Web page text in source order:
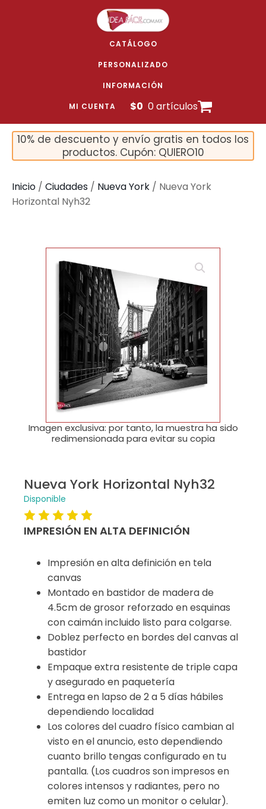
CATÁLOGO
PERSONALIZADO
INFORMACIÓN
MI CUENTA $0 0 artículos
10% de descuento y envío gratis en todos los
productos. Cupón: QUIERO10
Inicio / Ciudades / Nueva York / Nueva York
Horizontal Nyh32
🔍
Imagen exclusiva: por tanto, la muestra ha sido
redimensionada para evitar su copia
Nueva York Horizontal Nyh32
Disponible
IMPRESIÓN EN ALTA DEFINICIÓN
Impresión en alta definición en tela
canvas
Montado en bastidor de madera de
4.5cm de grosor reforzado en esquinas
con caimán incluido listo para colgarse.
Doblez perfecto en bordes del canvas al
bastidor
Empaque extra resistente de triple capa
y asegurado en paquetería
Entrega en lapso de 2 a 5 días hábiles
dependiendo localidad
Los colores del cuadro físico cambian al
visto en el anuncio, esto dependiendo
cuanto brillo tengas configurado en tu
pantalla. (Los cuadros son impresos en
colores intensos y radiantes, pero no
emiten luz como un monitor o celular).